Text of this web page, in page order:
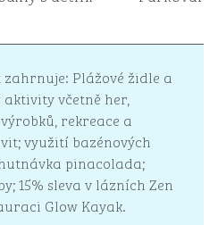
Plážové židle a
včetně her,
rekreace a
využití bazénových
pinacolada;
15% sleva v lázních Zen
Glow Kayak.